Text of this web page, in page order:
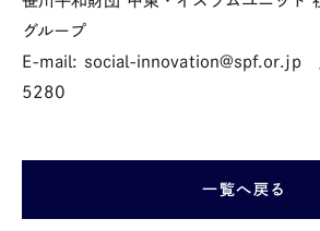
グループ
E-mail: social-
5280
一覧へ戻る